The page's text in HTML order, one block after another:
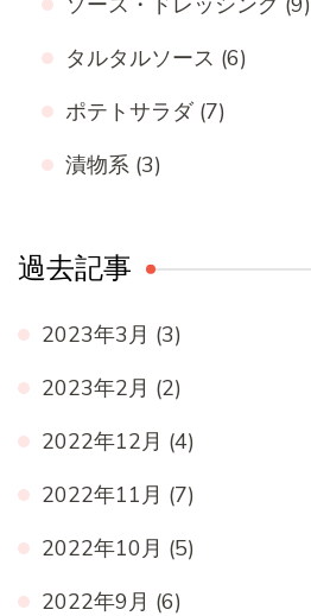
タルタルソース (6)
ポテトサラダ (7)
漬物系 (3)
過去記事
2023年3月 (3)
2023年2月 (2)
2022年12月 (4)
2022年11月 (7)
2022年10月 (5)
2022年9月 (6)